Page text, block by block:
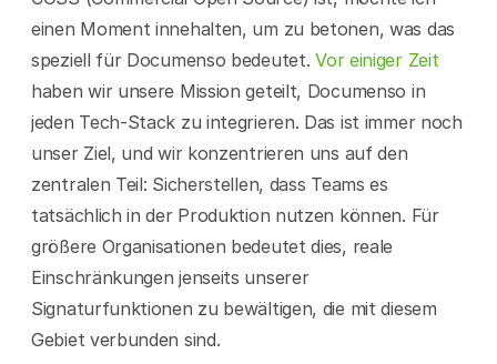
einen Moment innehalten, um zu betonen, was das
speziell für Documenso bedeutet. Vor einiger Zeit
haben wir unsere Mission geteilt, Documenso in
jeden Tech-Stack zu integrieren. Das ist immer noch
unser Ziel, und wir konzentrieren uns auf den
zentralen Teil: Sicherstellen, dass Teams es
tatsächlich in der Produktion nutzen können. Für
größere Organisationen bedeutet dies, reale
Einschränkungen jenseits unserer
Signaturfunktionen zu bewältigen, die mit diesem
Gebiet verbunden sind.